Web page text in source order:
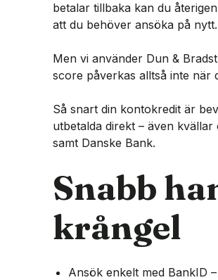
betalar tillbaka kan du
att du behöver ansöka på nytt.
Men vi använder Dun &
score påverkas alltså inte när
Så snart din kontokredit är
utbetalda direkt – även
samt Danske Bank.
Snabb
krångel
Ansök enkelt med BankID